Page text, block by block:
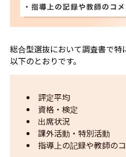
総合型選抜において調査書で特
以下のとおりです。
評定平均
資格・検定
出席状況
課外活動・特別活動
指導上の記録や教師の